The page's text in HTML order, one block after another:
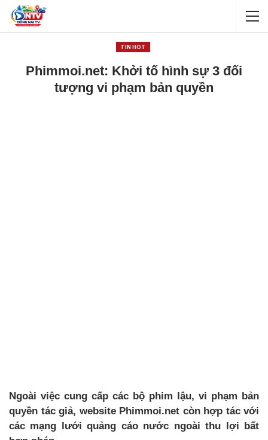
TIN HOT
Phimmoi.net: Khởi tố hình sự 3 đối
tượng vi phạm bản quyền
Ngoài việc cung cấp các bộ phim lậu, vi phạm bản
quyền tác giả, website Phimmoi.net còn hợp tác với
các mạng lưới quảng cáo nước ngoài thu lợi bất